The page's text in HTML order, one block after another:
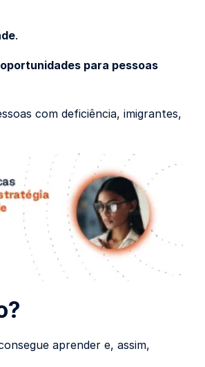
.
para pessoas
com deficiência, imigrantes,
aprender e, assim,